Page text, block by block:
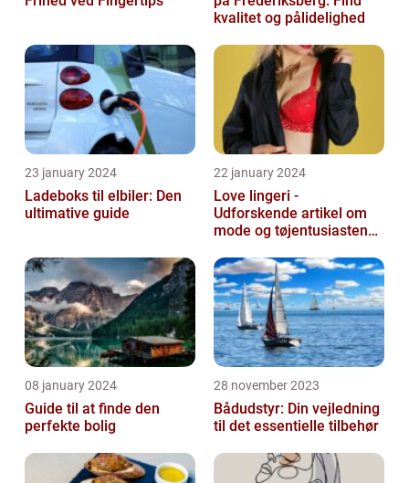
kvalitet og pålidelighed
23 january 2024
Ladeboks til elbiler: Den
ultimative guide
22 january 2024
Love lingeri -
Udforskende artikel om
mode og tøjentusiastens
08 january 2024
Guide til at finde den
perfekte bolig
28 november 2023
Bådudstyr: Din vejledning
til det essentielle tilbehør